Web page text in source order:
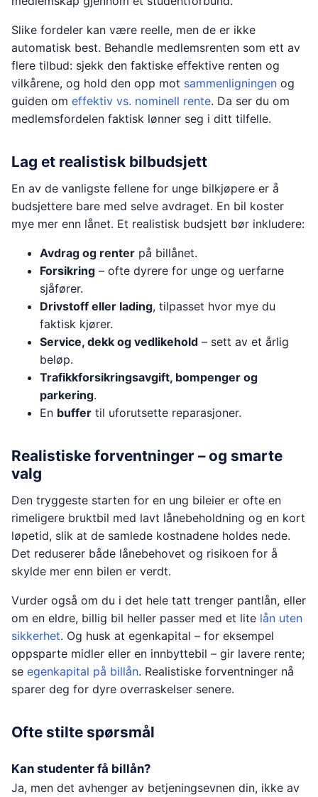
Slike fordeler kan være reelle, men de er ikke
automatisk best. Behandle medlemsrenten som ett av
flere tilbud: sjekk den faktiske effektive renten og
vilkårene, og hold den opp mot sammenligningen og
guiden om effektiv vs. nominell rente. Da ser du om
medlemsfordelen faktisk lønner seg i ditt tilfelle.
Lag et realistisk bilbudsjett
En av de vanligste fellene for unge bilkjøpere er å
budsjettere bare med selve avdraget. En bil koster
mye mer enn lånet. Et realistisk budsjett bør inkludere:
Avdrag og renter på billånet.
Forsikring – ofte dyrere for unge og uerfarne
sjåfører.
Drivstoff eller lading, tilpasset hvor mye du
faktisk kjører.
Service, dekk og vedlikehold – sett av et årlig
beløp.
Trafikkforsikringsavgift, bompenger og
parkering.
En buffer til uforutsette reparasjoner.
Realistiske forventninger – og smarte
valg
Den tryggeste starten for en ung bileier er ofte en
rimeligere bruktbil med lavt lånebeholdning og en kort
løpetid, slik at de samlede kostnadene holdes nede.
Det reduserer både lånebehovet og risikoen for å
skylde mer enn bilen er verdt.
Vurder også om du i det hele tatt trenger pantlån, eller
om en eldre, billig bil heller passer med et lite lån uten
sikkerhet. Og husk at egenkapital – for eksempel
oppsparte midler eller en innbyttebil – gir lavere rente;
se egenkapital på billån. Realistiske forventninger nå
sparer deg for dyre overraskelser senere.
Ofte stilte spørsmål
Kan studenter få billån?
Ja, men det avhenger av betjeningsevnen din, ikke av